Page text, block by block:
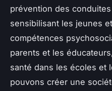
prévention des
sensibilisant les jeunes
compétences
parents et les
santé dans les écoles et
pouvons créer une